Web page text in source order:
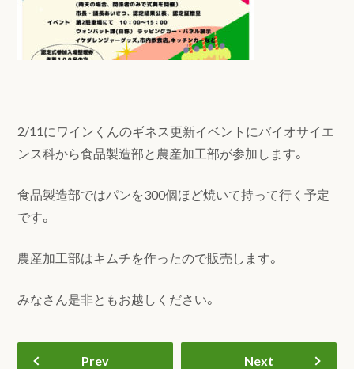
2/11にワインくんのギネス更新イベントにバイオサイエ
ンス科から食品製造部と農産加工部が参加します。
食品製造部ではパンを300個ほど焼いて持って行く予定
です。
農産加工部はキムチを作ったので販売します。
みなさん是非ともお越しください。
Prev Next